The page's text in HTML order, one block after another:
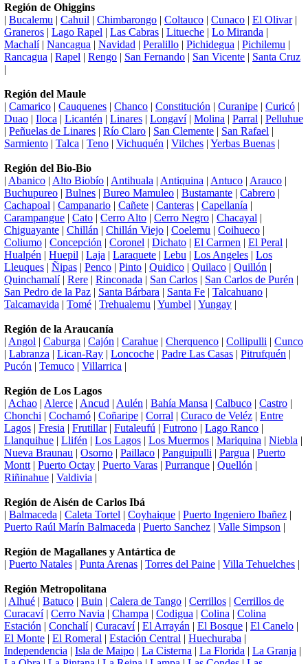
Región de Ohiggins
| Bucalemu | Cahuil | Chimbarongo | Coltauco | Cunaco | El Olivar|
Graneros | Lago Rapel | Las Cabras | Litueche | Lo Miranda |
Machalí| Nancagua | Navidad | Peralillo | Pichidegua | Pichilemu |
Rancagua | Rapel | Rengo | San Fernando | San Vicente | Santa Cruz
|
Región del Maule
| Camarico | Cauquenes | Chanco | Constitución | Curanipe | Curicó |
Duao | Iloca | Licantén | Linares | Longaví| Molina | Parral | Pelluhue
| Peñuelas de Linares | Río Claro | San Clemente | San Rafael |
Sarmiento | Talca | Teno | Vichuquén | Vilches | Yerbas Buenas |
Región del Bio-Bio
| Abanico | Alto Biobío | Antihuala | Antiquina | Antuco | Arauco |
Buchupureo | Bulnes | Bureo Mamuleo | Bustamante | Cabrero |
Cachapoal | Campanario | Cañete | Canteras | Capellanía |
Carampangue | Cato | Cerro Alto | Cerro Negro | Chacayal |
Chiguayante | Chillán | Chillán Viejo | Coelemu | Coihueco |
Coliumo | Concepción | Coronel | Dichato | El Carmen | El Peral |
Hualpén | Huepil | Laja | Laraquete | Lebu | Los Angeles | Los
Lleuques | Ñipas | Penco | Pinto | Quidico | Quilaco | Quillón |
Quinchamalí| Rere | Rinconada | San Carlos | San Carlos de Purén |
San Pedro de la Paz | Santa Bárbara | Santa Fe | Talcahuano |
Talcamavida | Tomé | Trehualemu | Yumbel | Yungay |
Región de la Araucanía
| Angol | Caburga | Cajón | Carahue | Cherquenco | Collipulli | Cunco
| Labranza | Lican-Ray | Loncoche | Padre Las Casas | Pitrufquén |
Pucón | Temuco | Villarrica |
Región de Los Lagos
| Achao | Alerce | Ancud | Aulén | Bahía Mansa | Calbuco | Castro |
Chonchi | Cochamó | Coñaripe | Corral | Curaco de Veléz | Entre
Lagos | Fresia | Frutillar| Futaleufú | Futrono | Lago Ranco |
Llanquihue | Llifén | Los Lagos | Los Muermos | Mariquina | Niebla |
Nueva Braunau | Osorno | Paillaco | Panguipulli | Pargua | Puerto
Montt | Puerto Octay | Puerto Varas | Purranque | Quellón |
Riñinahue | Valdivia |
Región de Aisén de Carlos Ibá
| Balmaceda | Caleta Tortel | Coyhaique | Puerto Ingeniero Ibañez |
Puerto Raúl Marín Balmaceda | Puerto Sanchez | Valle Simpson |
Región de Magallanes y Antártica de
| Puerto Natales | Punta Arenas | Torres del Paine | Villa Tehuelches |
Región Metropolitana
| Alhué | Batuco | Buin | Calera de Tango | Cerrillos | Cerrillos de
Curacaví| Cerro Navia | Champa | Codigua | Colina | Colina
Estación | Conchalí| Curacaví| El Arrayán | El Bosque | El Canelo |
El Monte | El Romeral | Estación Central | Huechuraba |
Independencia | Isla de Maipo | La Cisterna | La Florida | La Granja |